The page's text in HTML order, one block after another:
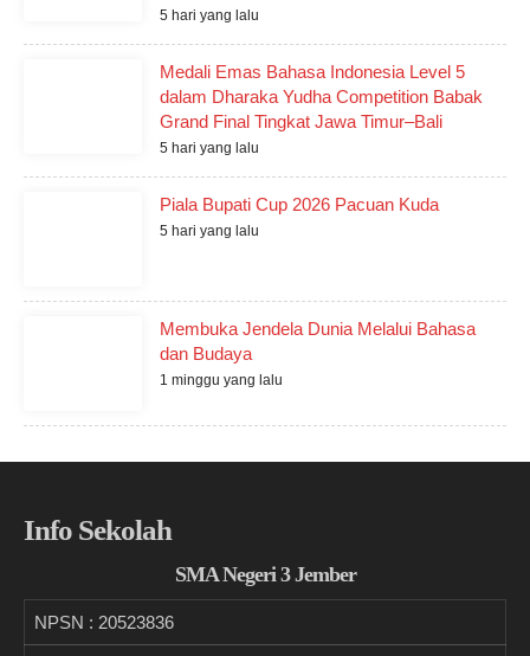
5 hari yang lalu
Medali Emas Bahasa Indonesia Level 5
dalam Dharaka Yudha Competition Babak
Grand Final Tingkat Jawa Timur–Bali
5 hari yang lalu
Piala Bupati Cup 2026 Pacuan Kuda
5 hari yang lalu
Membuka Jendela Dunia Melalui Bahasa
dan Budaya
1 minggu yang lalu
Info Sekolah
SMA Negeri 3 Jember
NPSN : 20523836